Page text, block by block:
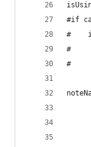
#if
#
#
#